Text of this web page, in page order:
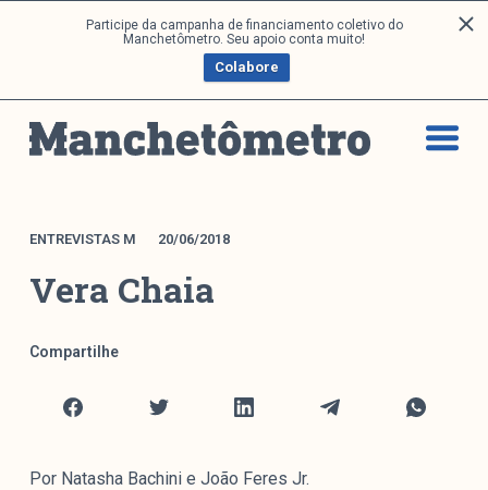
Participe da campanha de financiamento coletivo do
Manchetômetro. Seu apoio conta muito!
Colabore
a
p
o
Análises
DONI
Boletim M
M Facebook
Livros
Arquivos
ENTREVISTAS M 20/06/2018
Vera Chaia
Compartilhe
Por Natasha Bachini e João Feres Jr.